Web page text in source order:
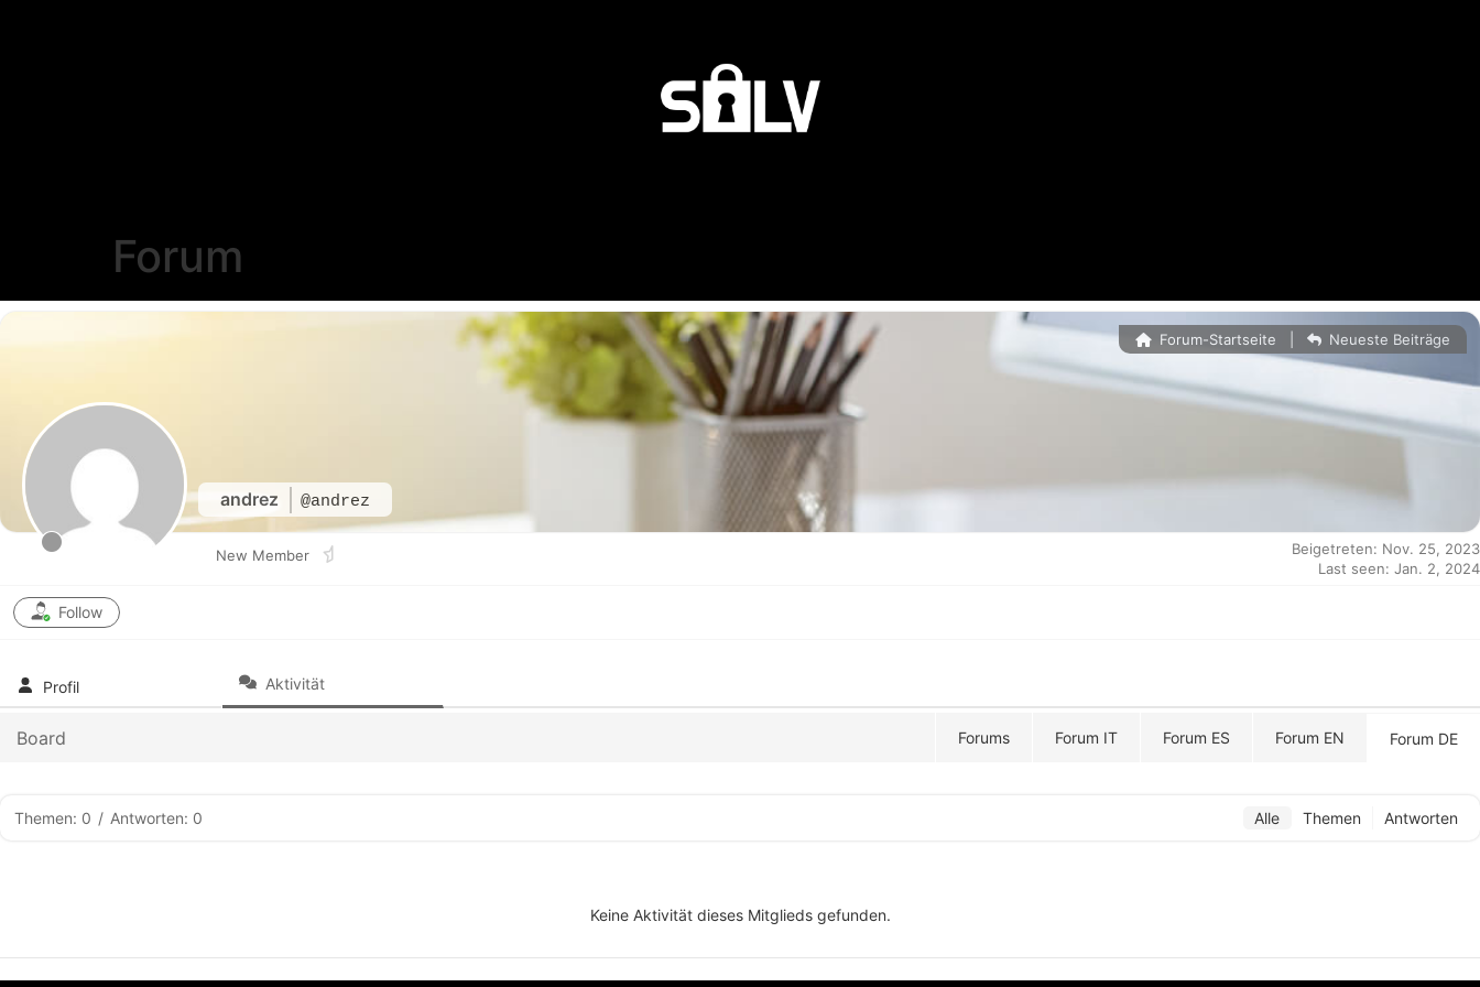
Forum
andrez @andrez
Forum-Startseite Neueste Beiträge
New Member
Beigetreten: Nov. 25, 2023
Last seen: Jan. 2, 2024
Follow
Profil Aktivität
Board Forums Forum IT Forum ES Forum EN Forum DE
Themen: 0 / Antworten: 0 Alle Themen Antworten
Keine Aktivität dieses Mitglieds gefunden.